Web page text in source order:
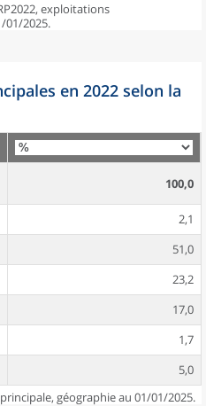
exploitations
01/2025.
en 2022 selon la
100,0
2,1
51,0
23,2
17,0
1,7
5,0
géographie au 01/01/2025.